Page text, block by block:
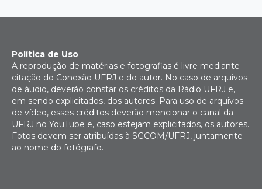
Política de Uso
A reprodução de matérias e fotografias é livre mediante
citação do Conexão UFRJ e do autor. No caso de arquivos
de áudio, deverão constar os créditos da Rádio UFRJ e,
em sendo explicitados, dos autores. Para uso de arquivos
de vídeo, esses créditos deverão mencionar o canal da
UFRJ no YouTube e, caso estejam explicitados, os autores.
Fotos devem ser atribuídas à SGCOM/UFRJ, juntamente
ao nome do fotógrafo.